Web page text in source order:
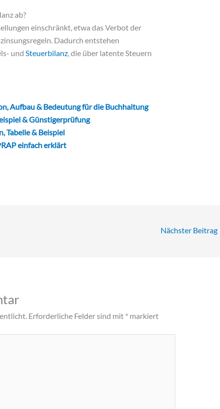
ab?
einschränkt, etwa das Verbot der
Dadurch entstehen
und Steuerbilanz, die über latente Steuern
Aufbau & Bedeutung für die Buchhaltung
& Günstigerprüfung
Tabelle & Beispiel
einfach erklärt
Nächster Beitrag
Erforderliche Felder sind mit *markiert